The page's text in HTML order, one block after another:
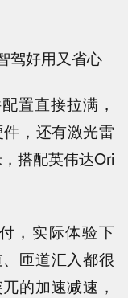
驾好用又省心
置直接拉满，
，还有激光雷
搭配英伟达Ori
，实际体验下
匝道汇入都很
的加速减速，